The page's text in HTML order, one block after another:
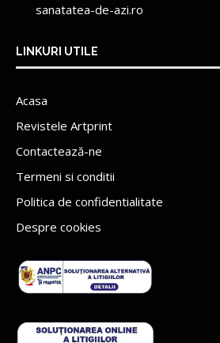
sanatatea-de-azi.ro
LINKURI UTILE
Acasa
Revistele Artprint
Contactează-ne
Termeni si conditii
Politica de confidentialitate
Despre cookies